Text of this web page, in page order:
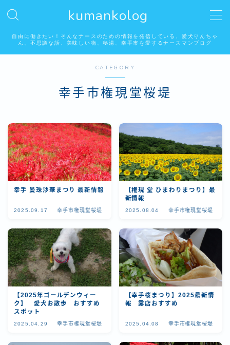
kumankolog
自由に働きたい！そんなナースのための情報を発信している、愛犬りんちゃ
ん、不思議な話、美味しい物、秘湯、幸手市を愛するナースマンブログ
MENU
看護師はみんな好き？怖い話系
りんちゃんの居る生活
埼玉県幸手市の美味しいお店
秘湯温泉
幸手市権現堂桜堤
空き家 相続 借金 介護
ゆるラン
埼玉県杉戸町の美味しいお店
CATEGORY
幸手市権現堂桜堤
幸手 曼珠沙華まつり 最新情報
2025.09.17 幸手市権現堂桜堤
【権現 堂 ひまわりまつり】最
新情報
2025.08.04 幸手市権現堂桜堤
【2025年ゴールデンウィー
ク】 愛犬お散歩 おすすめ
スポット
2025.04.29 幸手市権現堂桜堤
【幸手桜まつり】2025最新情
報 露店おすすめ
2025.04.08 幸手市権現堂桜堤